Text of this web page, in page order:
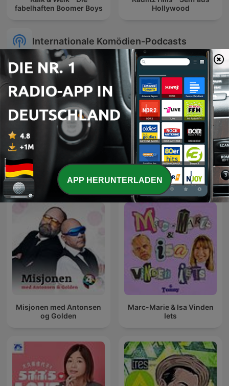
fabelhaften Boomer Boys
Hollywood
Internationale Komödien-Podcasts
Elefanten i rummet
Friday Night Comedy from
BBC Radio 4
Misjonen med Antonsen
og Golden
Marc-Marie & Isa Vinden
Iets
APP HERUNTERLADEN